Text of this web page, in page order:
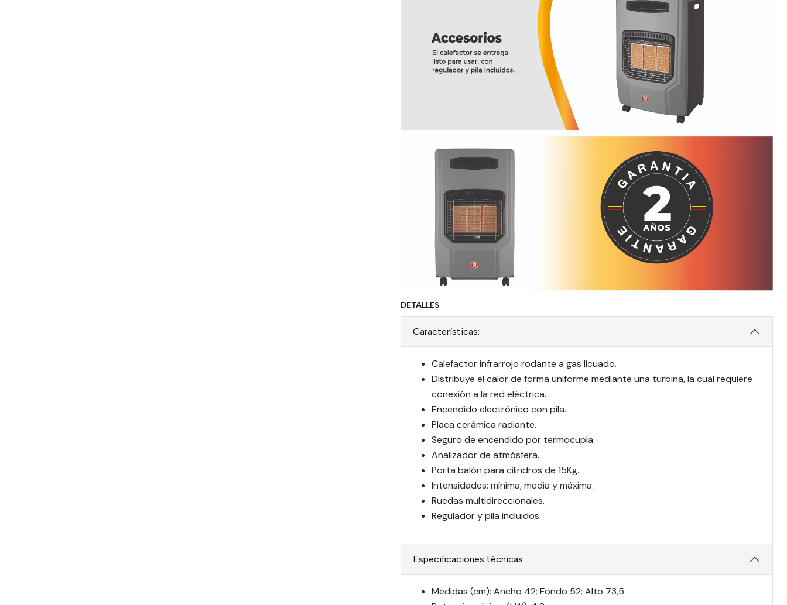
DETALLES
Características:
Calefactor infrarrojo rodante a gas licuado.
Distribuye el calor de forma uniforme mediante una turbina, la cual requiere
conexión a la red eléctrica.
Encendido electrónico con pila.
Placa cerámica radiante.
Seguro de encendido por termocupla.
Analizador de atmósfera.
Porta balón para cilindros de 15Kg.
Intensidades: mínima, media y máxima.
Ruedas multidireccionales.
Regulador y pila incluidos.
Especificaciones técnicas:
Medidas (cm): Ancho 42; Fondo 52; Alto 73,5